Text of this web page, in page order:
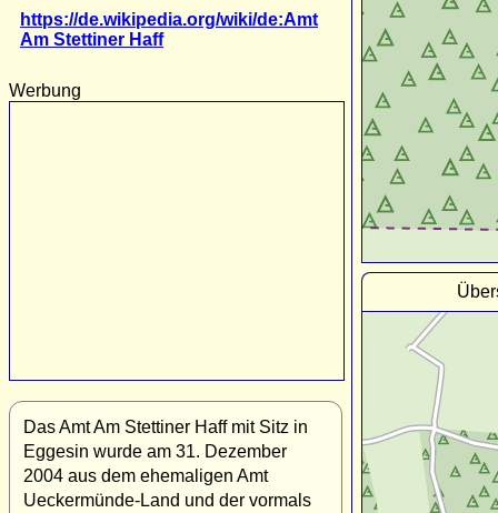
https://de.wikipedia.org/wiki/de:Amt
Am Stettiner Haff
Werbung
Das Amt Am Stettiner Haff mit Sitz in
Eggesin wurde am 31. Dezember
2004 aus dem ehemaligen Amt
Ueckermünde-Land und der vormals